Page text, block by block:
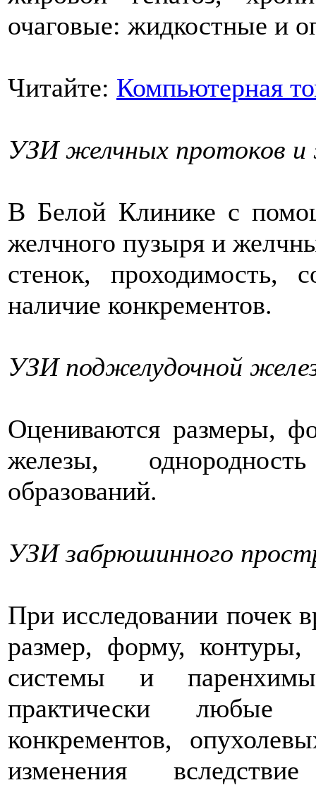
очаговые: жидкостные и
Читайте: Компьютерная
УЗИ желчных протоков и
В Белой Клинике с
желчного пузыря и
стенок, проходимость,
наличие конкрементов.
УЗИ поджелудочной
Оцениваются размеры,
железы,
образований.
УЗИ забрюшинного
При исследовании почек
размер, форму, контуры,
системы и
практически любые
конкрементов,
изменения